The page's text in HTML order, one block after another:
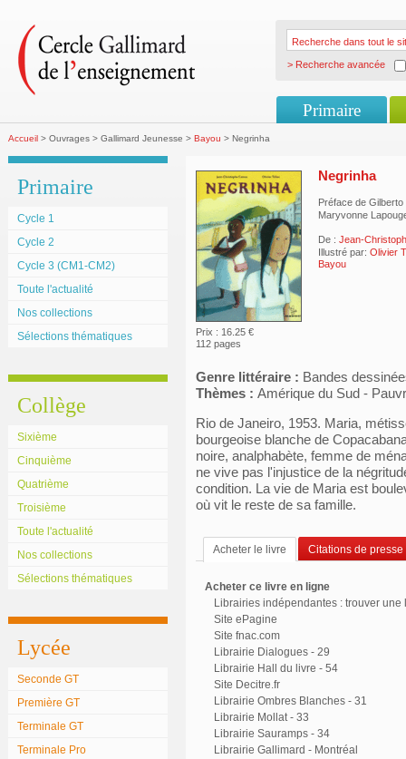
> Recherche avancée
Primaire
Accueil > Ouvrages > Gallimard Jeunesse > Bayou > Negrinha
Primaire
Cycle 1
Cycle 2
Cycle 3 (CM1-CM2)
Toute l'actualité
Nos collections
Sélections thématiques
Collège
Sixième
Cinquième
Quatrième
Troisième
Toute l'actualité
Nos collections
Sélections thématiques
Lycée
Seconde GT
Première GT
Terminale GT
Terminale Pro
Prix : 16.25 €
112 pages
Negrinha
Préface de
Maryvonne
De : Jean-
Illustré par: Olivier
Bayou
Genre littéraire : Bandes
Thèmes : Amérique du Sud -
Rio de Janeiro, 1953. Maria,
bourgeoise blanche de
noire, analphabète, femme de
ne vive pas l'injustice de la
condition. La vie de Maria est
où vit le reste de sa famille.
Acheter le livre Citations de presse
Acheter ce livre en ligne
Librairies indépendantes : trouver une
Site ePagine
Site fnac.com
Librairie Dialogues - 29
Librairie Hall du livre - 54
Site Decitre.fr
Librairie Ombres Blanches - 31
Librairie Mollat - 33
Librairie Sauramps - 34
Librairie Gallimard - Montréal